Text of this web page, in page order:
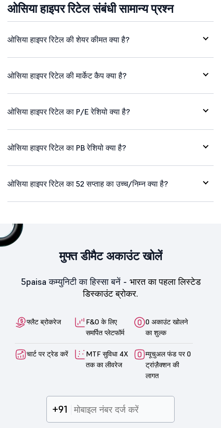
ओसिया हाइपर रिटेल संबंधी सामान्य प्रश्न
ओसिया हाइपर रिटेल की शेयर कीमत क्या है?
ओसिया हाइपर रिटेल की मार्केट कैप क्या है?
ओसिया हाइपर रिटेल का P/E रेशियो क्या है?
ओसिया हाइपर रिटेल का PB रेशियो क्या है?
ओसिया हाइपर रिटेल का 52 सप्ताह का उच्च/निम्न क्या है?
मुफ्त डीमैट अकाउंट खोलें
5paisa कम्युनिटी का हिस्सा बनें - भारत का पहला लिस्टेड
डिस्काउंट ब्रोकर.
फ्लैट ब्रोकरेज
F&O के लिए
समर्पित प्लेटफॉर्म
0 अकाउंट खोलने
का शुल्क
चार्ट पर ट्रेड करें
MTF सुविधा 4X
तक का लीवरेज
म्यूचुअल फंड पर 0
ट्रांज़ैक्शन की
लागत
+91